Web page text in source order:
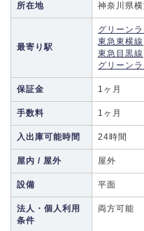
所在地 神奈川県
最寄り駅
グリーン
東急東横線
東急目黒線
グリーン
保証金 1ヶ月
手数料 1ヶ月
入出庫可能時間 24時間
屋内 / 屋外 屋外
設備 平面
法人・個人利用
条件
両方可能